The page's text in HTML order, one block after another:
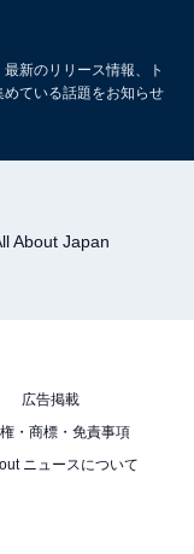
新のリリース情報、ト
ている話題をお知らせ
About Japan
広告掲載
・商標・免責事項
ニュースについて